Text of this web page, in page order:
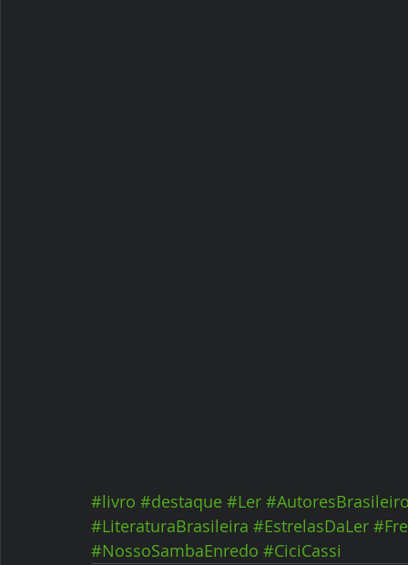
#livro #destaque #Ler
#LiteraturaBrasileira #EstrelasDaLer
#NossoSambaEnredo #CiciCassi